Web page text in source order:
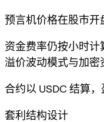
预言机价格在股市开
资金费率仍按小时
溢价波动模式与加密
合约以 USDC 结算
套利结构设计